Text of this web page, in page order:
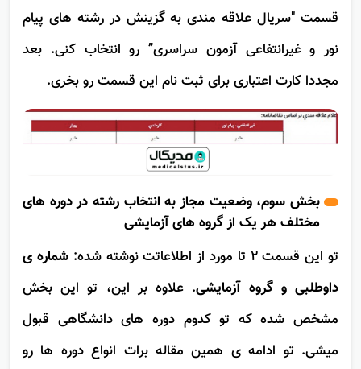
کارنامه رو بزنی. بعدش وارد سایت سازمان سنجش بشی و
قسمت "سریال علاقه مندی به گزینش در رشته های پیام
نور و غیرانتفاعی آزمون سراسری” رو انتخاب کنی. بعد
مجددا کارت اعتباری برای ثبت نام این قسمت رو بخری.
بخش سوم، وضعیت مجاز به انتخاب رشته در دوره های
مختلف هر یک از گروه های آزمایشی
تو این قسمت 2 تا مورد از اطلاعاتت نوشته شده:
شماره ی
داوطلبی و گروه آزمایشی. علاوه بر این، تو این بخش
مشخص شده که تو کدوم دوره های دانشگاهی قبول